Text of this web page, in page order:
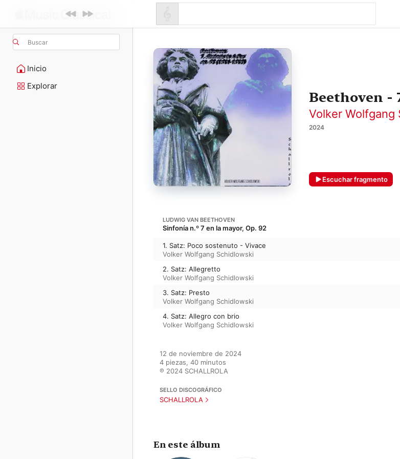
Buscar
Inicio
Explorar
Beethoven -
Volker Wolfgang
2024
Escuchar fragmento
LUDWIG VAN BEETHOVEN
Sinfonía n.º 7 en la mayor, Op. 92
1. Satz: Poco sostenuto - Vivace
Volker Wolfgang Schidlowski
2. Satz: Allegretto
Volker Wolfgang Schidlowski
3. Satz: Presto
Volker Wolfgang Schidlowski
4. Satz: Allegro con brio
Volker Wolfgang Schidlowski
12 de noviembre de 2024
4 piezas, 40 minutos
℗ 2024 SCHALLROLA
SELLO DISCOGRÁFICO
SCHALLROLA
En este álbum